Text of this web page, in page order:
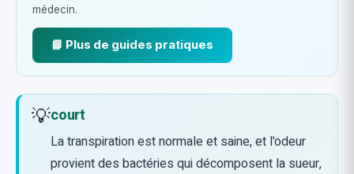
médecin.
📘 Plus de guides pratiques
💡court
La transpiration est normale et saine, et l'odeur
provient des bactéries qui décomposent la sueur,